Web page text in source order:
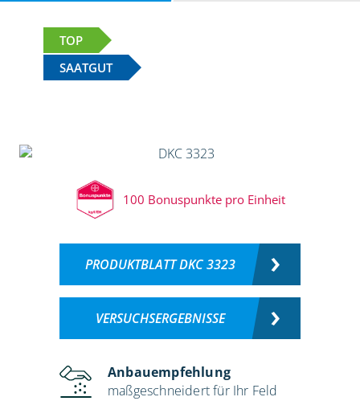
TOP
SAATGUT
100 Bonuspunkte pro Einheit
PRODUKTBLATT DKC 3323
VERSUCHSERGEBNISSE
Anbauempfehlung
maßgeschneidert für Ihr Feld